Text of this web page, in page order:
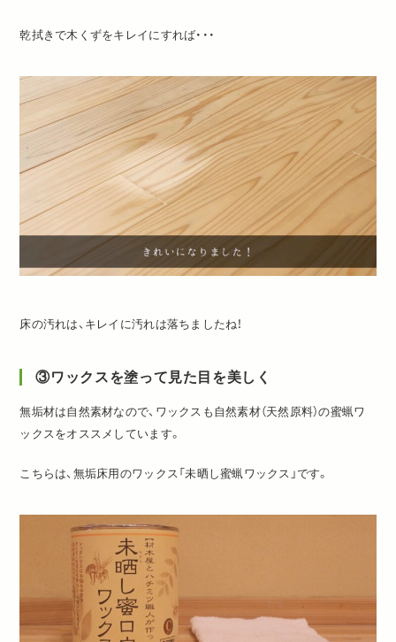
乾拭きで木くずをキレイにすれば・・・
床の汚れは、キレイに汚れは落ちましたね！
③ワックスを塗って見た目を美しく
無垢材は自然素材なので、ワックスも自然素材（天然原料）の蜜蝋ワ
ックスをオススメしています。
こちらは、無垢床用のワックス「未晒し蜜蝋ワックス」です。